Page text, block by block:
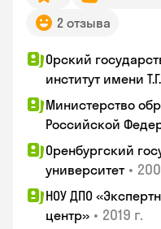
2 отзыва
Орский
институт имени
Министерство
Российской
Оренбургский
университет •
НОУ ДПО
центр» • 2019 г.